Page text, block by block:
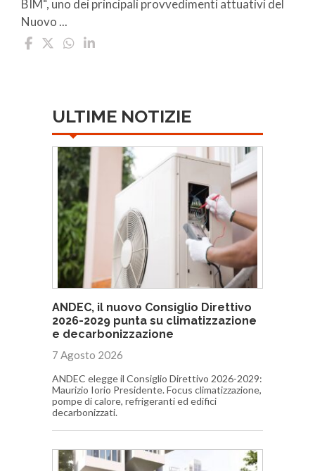
BIM“, uno dei principali provvedimenti attuativi del
Nuovo ...
ULTIME NOTIZIE
ANDEC, il nuovo Consiglio Direttivo
2026-2029 punta su climatizzazione
e decarbonizzazione
7 Agosto 2026
ANDEC elegge il Consiglio Direttivo 2026-2029:
Maurizio Iorio Presidente. Focus climatizzazione,
pompe di calore, refrigeranti ed edifici
decarbonizzati.